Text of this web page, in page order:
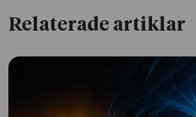
Relaterade artiklar